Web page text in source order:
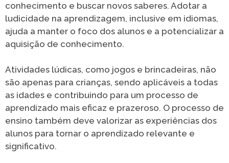
Caiubi
Parque
conhecimento e buscar novos saberes. Adotar a
ludicidade na aprendizagem, inclusive em idiomas,
ajuda a manter o foco dos alunos e a potencializar a
aquisição de conhecimento.
Atividades lúdicas, como jogos e brincadeiras, não
são apenas para crianças, sendo aplicáveis a todas
as idades e contribuindo para um processo de
aprendizado mais eficaz e prazeroso. O processo de
ensino também deve valorizar as experiências dos
alunos para tornar o aprendizado relevante e
significativo.